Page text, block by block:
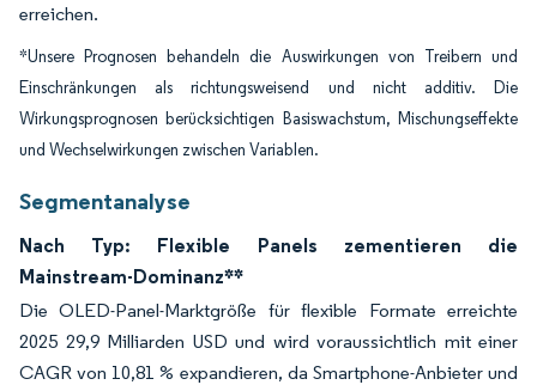
erreichen.
*Unsere Prognosen behandeln die Auswirkungen von Treibern und
Einschränkungen als richtungsweisend und nicht additiv. Die
Wirkungsprognosen berücksichtigen Basiswachstum, Mischungseffekte
und Wechselwirkungen zwischen Variablen.
Segmentanalyse
Nach Typ: Flexible Panels zementieren die
Mainstream-Dominanz**
Die OLED-Panel-Marktgröße für flexible Formate erreichte
2025 29,9 Milliarden USD und wird voraussichtlich mit einer
CAGR von 10,81 % expandieren, da Smartphone-Anbieter und